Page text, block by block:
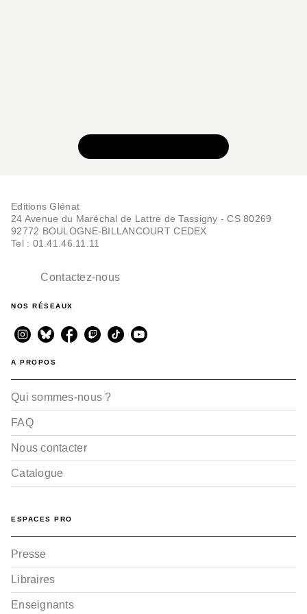
Editions Glénat
24 Avenue du Maréchal de Lattre de Tassigny - CS 80269
92772 BOULOGNE-BILLANCOURT CEDEX
Tel : 01.41.46.11.11
Contactez-nous
NOS RÉSEAUX
A PROPOS
Qui sommes-nous ?
FAQ
Nous contacter
Catalogue
ESPACES PRO
Presse
Libraires
Enseignants